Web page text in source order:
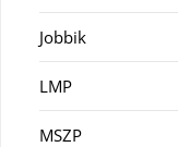
Jobbik
LMP
MSZP